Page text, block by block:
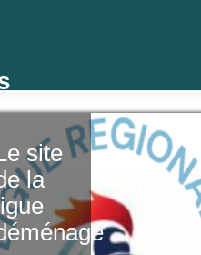
site
la
ligue